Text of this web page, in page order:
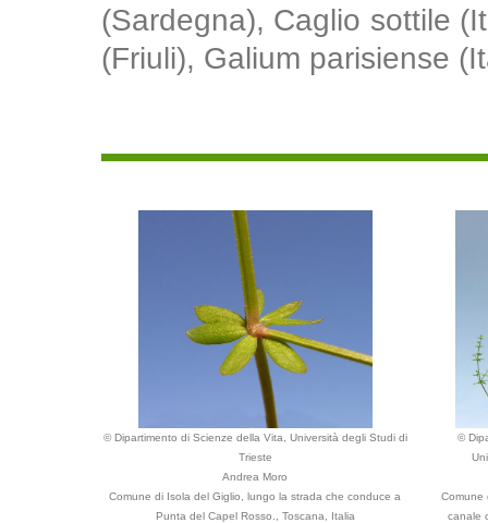
(Sardegna), Caglio sottile
(Friuli), Galium parisiense
© Dipartimento di Scienze della Vita, Università degli Studi di
Trieste
Andrea Moro
Comune di Isola del Giglio, lungo la strada che conduce a
Punta del Capel Rosso., Toscana, Italia
©
Comune
canale